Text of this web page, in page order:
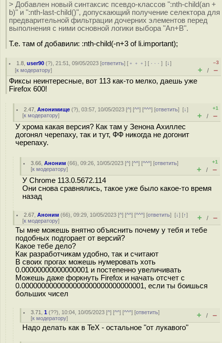
> Добавлен новый синтаксис псевдо-классов ":nth-child(an +
b)" и ":nth-last-child()", допускающий получение селектора для
предварительной фильтрации дочерних элементов перед
выполнения с ними основной логики выбора "An+B".
Т.е. там of добавили: :nth-child(-n+3 of li.important);
1.8 ,user90 (?), 21:51, 09/05/2023 [ответить] [ ﹢﹢﹢] [ · · ·][↓]
[к модератору]
–3
+ / –
Фиксы неинтересные, вот 113 как-то мелко, даешь уже
Firefox 600!
2.47 ,Анонимище (?), 03:57, 10/05/2023 [^] [^^] [^^^] [ответить][↓]
[к модератору]
+1
+ / –
У хрома какая версия? Как там у Зенона Ахиллес
догонял черепаху, так и тут, ФФ никогда не догонит
черепаху.
3.66 ,Аноним (66), 09:26, 10/05/2023 [^] [^^] [^^^] [ответить]
[к модератору]
+1
+ / –
У Chrome 113.0.5672.114
Они снова сравнялись, такое уже было какое-то время
назад
2.67 ,Аноним (66), 09:29, 10/05/2023 [^] [^^] [^^^] [ответить][↓] [↑]
[к модератору] + / –
Ты мне можешь внятно объяснить почему у тебя и тебе
подобных подгорает от версий?
Какое тебе дело?
Как разработчикам удобно, так и считают
В своих прогах можешь нумеровать хоть
0.00000000000000001 и постепенно увеличивать
Можешь даже форкнуть Firefox и начать отсчет с
0.0000000000000000000000000000001, если ты боишься
больших чисел
3.71 ,1 (??), 10:04, 10/05/2023 [^] [^^] [^^^] [ответить]
[к модератору] + / –
Надо делать как в TeX - остальное "от лукавого"